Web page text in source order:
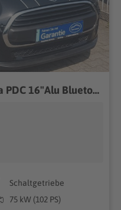
Mini One Pepper Panorama PDC 16"Alu Bluetooth Klima
Schaltgetriebe
75 kW (102 PS)